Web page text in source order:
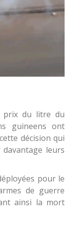
prix du litre du
guineens ont
décision qui
leurs
pour le
de guerre
ainsi la mort